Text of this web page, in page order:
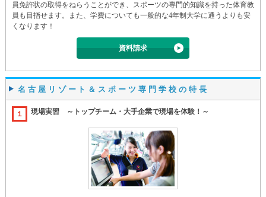
員免許状の取得をねらうことができ、スポーツの専門的知識を持った体育教
員も目指せます。また、学費についても一般的な4年制大学に通うよりも安
くなります！
資料請求
名古屋リゾート＆スポーツ専門学校の特長
１ 現場実習 ～トップチーム・大手企業で現場を体験！～